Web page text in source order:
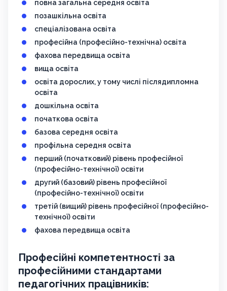
повна загальна середня освіта
позашкільна освіта
спеціалізована освіта
професійна (професійно-технічна) освіта
фахова передвища освіта
вища освіта
освіта дорослих, у тому числі післядипломна
освіта
дошкільна освіта
початкова освіта
базова середня освіта
профільна середня освіта
перший (початковий) рівень професійної
(професійно-технічної) освіти
другий (базовий) рівень професійної
(професійно-технічної) освіти
третій (вищий) рівень професійної (професійно-
технічної) освіти
фахова передвища освіта
Професійні компетентності за
професійними стандартами
педагогічних працівників: